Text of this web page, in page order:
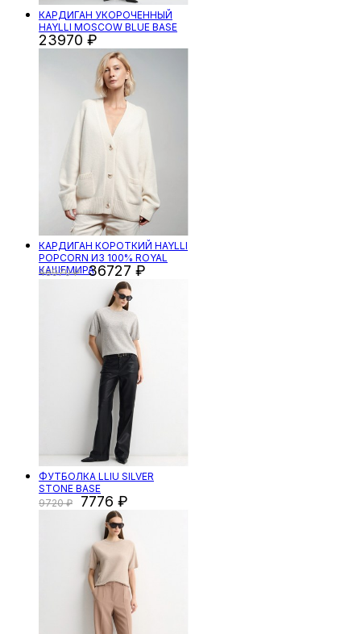
КАРДИГАН УКОРОЧЕННЫЙ
HAYLLI MOSCOW BLUE BASE
23970
КАРДИГАН КОРОТКИЙ HAYLLI
POPCORN ИЗ 100% ROYAL
КАШЕМИРА
48970 36727
ФУТБОЛКА LLIU SILVER
STONE BASE
9720
7776